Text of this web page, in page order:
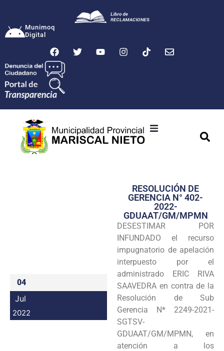
Munimoq
Digital
Transparencia
Seguridad
Programas
Intranet
04
Jul
2022
RESOLUCIÓN DE
GERENCIA N° 402-
2022-
GDUAAT/GM/MPMN
DESESTIMAR POR
INFUNDADO el recurso
impugnatorio de apelación
interpuesto por el
administrado ERIC RIVA
SAAVEDRA en contra de la
Resolución de Sub
Gerencia N* 2249-2021-
SGTSV-
GDUAAT/GM/MPMN, en
atención a los